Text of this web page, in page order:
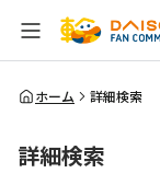
全体検索
ホーム 詳細検索
詳細検索